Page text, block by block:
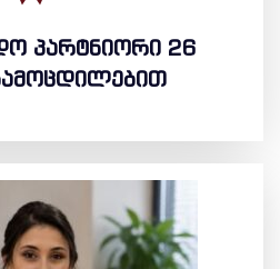
პარტნიორი 26